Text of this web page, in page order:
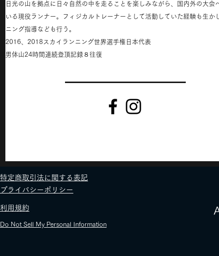
日光の山を拠点に日々自然の中を走ることを楽しみながら、国内外の大会
いる現役ランナー。フィジカルトレーナーとして活動していた経験も生か
ニング指導なども行う。
2016、2018スカイランニング世界選手権日本代表
男体山24時間連続登頂記録８往復
​特定商取引法に関する表記
​プライバシーポリシー
​利用規約
Do Not Sell My Personal Information